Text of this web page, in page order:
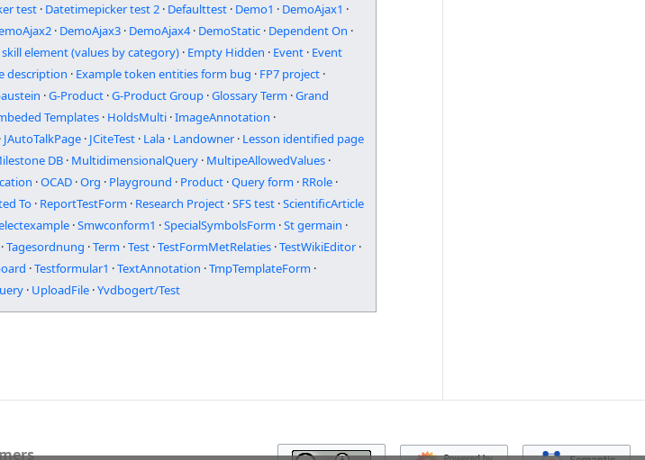
test · Datetimepicker test 2 · Defaulttest · Demo1 · DemoAjax1 ·
· DemoAjax3 · DemoAjax4 · DemoStatic · Dependent On ·
skill element (values by category) · Empty Hidden · Event · Event
description · Example token entities form bug · FP7 project ·
·G-Product ·G-Product Group ·Glossary Term ·Grand
Templates · HoldsMulti ·ImageAnnotation ·
· JAutoTalkPage · JCiteTest · Lala · Landowner · Lesson identified page
DB · MultidimensionalQuery · MultipeAllowedValues ·
·OCAD ·Org · Playground · Product ·Query form · RRole ·
To · ReportTestForm · Research Project ·SFS test ·ScientificArticle
·Smwconform1 ·SpecialSymbolsForm ·St germain ·
·Tagesordnung ·Term ·Test ·TestFormMetRelaties ·TestWikiEditor ·
·Testformular1 ·TextAnnotation ·TmpTemplateForm ·
· UploadFile ·Yvdbogert/Test